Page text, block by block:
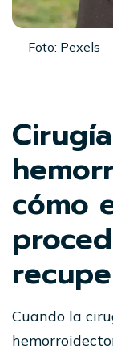
Foto: Pexels
cómo
Cuando la